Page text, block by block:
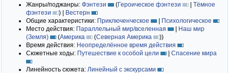
Жанры/поджанры: Фэнтези (Героическое фэнтези | Тёмное
фэнтези
) | Вестерн
Общие характеристики: Приключенческое | Психологическое
Место действия: Параллельный мир/вселенная | Наш мир
(Земля)
(Америка (Северная Америка ))
Время действия: Неопределённое время действия
Сюжетные ходы: Путешествие к особой цели | Спасение мира
Линейность сюжета: Линейный с экскурсами